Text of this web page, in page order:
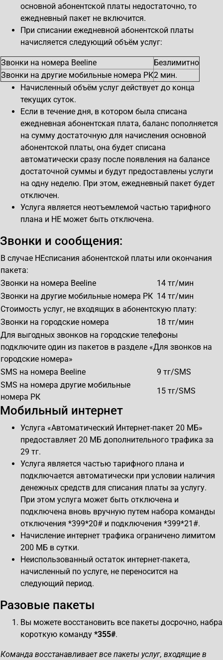
основной абонентской платы недостаточно, то
ежедневный пакет не включится.
При списании ежедневной абонентской платы
начисляется следующий объём услуг:
Звонки на номера Beeline
Безлимитно
Звонки на другие мобильные номера РК2 мин.
Начисленный объём услуг действует до конца
текущих суток.
Если в течение дня, в котором была списана
ежедневная абонентская плата, баланс пополняется
на сумму достаточную для начисления основной
абонентской платы, она будет списана
автоматически сразу после появления на балансе
достаточной суммы и будут предоставлены услуги
на одну неделю. При этом, ежедневный пакет будет
отключен.
Услуга является неотъемлемой частью тарифного
плана и НЕ может быть отключена.
Звонки и сообщения:
В случае НЕсписания абонентской платы или окончания
пакета:
Звонки на номера Beeline
14 тг/мин
Звонки на другие мобильные номера РК 14 тг/мин
Стоимость услуг, не входящих в абонентскую плату:
Звонки на городские номера
18 тг/мин
Для выгодных звонков на городские телефоны
подключите один из пакетов в разделе «Для звонков на
городские номера»
SMS на номера Beeline
9 тг/SMS
SMS на номера другие мобильные
номера РК
15 тг/SMS
Мобильный интернет
Услуга «Автоматический Интернет-пакет 20 МБ»
предоставляет 20 МБ дополнительного трафика за
29 тг.
Услуга является частью тарифного плана и
подключается автоматически при условии наличия
денежных средств для списания платы за услугу.
При этом услуга может быть отключена и
подключена вновь вручную путем набора команды
отключения *399*20# и подключения *399*21#.
Начисление интернет трафика ограничено лимитом
200 МБ в сутки.
Неиспользованный остаток интернет-пакета,
начисленный по услуге, не переносится на
следующий период.
Разовые пакеты
Вы можете восстановить все пакеты досрочно,
короткую команду *355#.
Команда восстанавливает все пакеты услуг, входящие в